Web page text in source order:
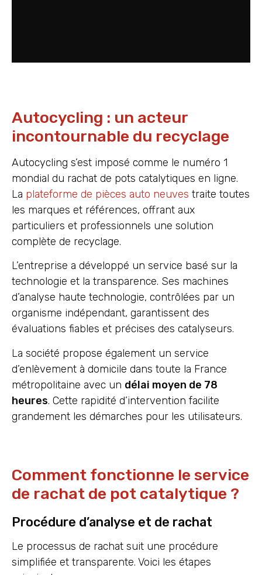
Autocycling : un acteur
incontournable du recyclage
Autocycling s’est imposé comme le numéro 1
mondial du rachat de pots catalytiques en ligne.
La plateforme de pièces auto neuves traite toutes
les marques et références, offrant aux
particuliers et professionnels une solution
complète de recyclage.
L’entreprise a développé un service basé sur la
technologie et la transparence. Ses machines
d’analyse haute technologie, contrôlées par un
organisme indépendant, garantissent des
évaluations fiables et précises des catalyseurs.
La société propose également un service
d’enlèvement à domicile dans toute la France
métropolitaine avec un délai moyen de 78
heures. Cette rapidité d’intervention facilite
grandement les démarches pour les utilisateurs.
Comment fonctionne le service
de rachat de pot catalytique ?
Procédure d’analyse et de rachat
Le processus de rachat suit une procédure
simplifiée et transparente. Voici les étapes